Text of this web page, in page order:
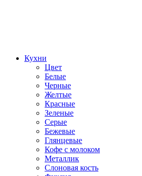
Кухни
Цвет
Белые
Черные
Желтые
Красные
Зеленые
Серые
Бежевые
Глянцевые
Кофе с молоком
Металлик
Слоновая кость